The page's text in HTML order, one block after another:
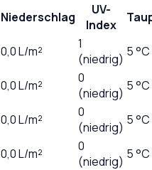
Niederschlag
UV-
Index
0,0L/m²
1
(niedrig) 5 °C
0,0L/m²
0
(niedrig) 5 °C
0,0L/m²
0
(niedrig) 5 °C
0,0L/m²
0
(niedrig) 5 °C